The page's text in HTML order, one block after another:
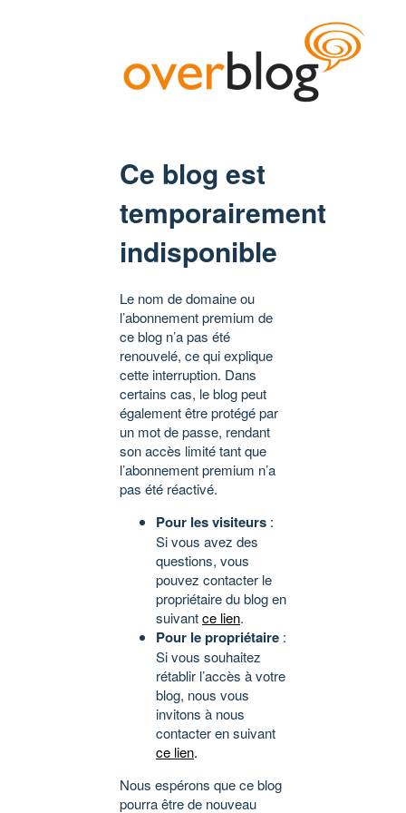
Ce blog est
temporairement
indisponible
Le nom de domaine ou
l’abonnement premium de
ce blog n’a pas été
renouvelé, ce qui explique
cette interruption. Dans
certains cas, le blog peut
également être protégé par
un mot de passe, rendant
son accès limité tant que
l’abonnement premium n’a
pas été réactivé.
Pour les visiteurs :
Si vous avez des
questions, vous
pouvez contacter le
propriétaire du blog en
suivantce lien.
Pour le propriétaire :
Si vous souhaitez
rétablir l’accès à votre
blog, nous vous
invitons à nous
contacter en suivant
ce lien.
Nous espérons que ce blog
pourra être de nouveau